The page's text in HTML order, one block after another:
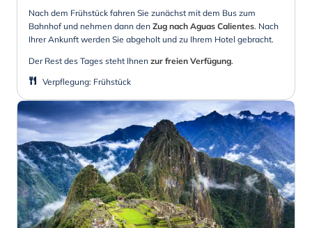
Nach dem Frühstück fahren Sie zunächst mit dem Bus zum
Bahnhof und nehmen dann den Zug nach Aguas Calientes. Nach
Ihrer Ankunft werden Sie abgeholt und zu Ihrem Hotel gebracht.
Der Rest des Tages steht Ihnen zur freien Verfügung.
Verpflegung: Frühstück